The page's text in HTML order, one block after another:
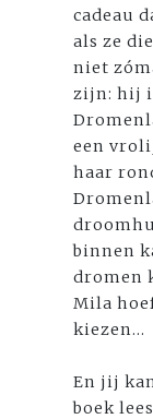
cadeau
als ze
niet
zijn: hij
een
haar
binnen
dromen
Mila
kiezen...
En jij
boek